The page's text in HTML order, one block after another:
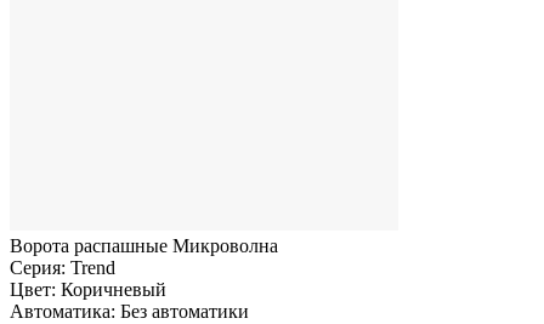
Ворота распашные Микроволна
Серия: Trend
Цвет: Коричневый
Автоматика: Без автоматики